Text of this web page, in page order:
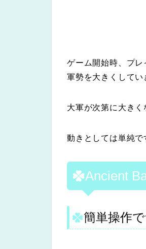
ゲーム開始時、プ
軍勢を大きくしてい
大軍が次第に大きく
動きとしては単純で
Ancient
簡単操作